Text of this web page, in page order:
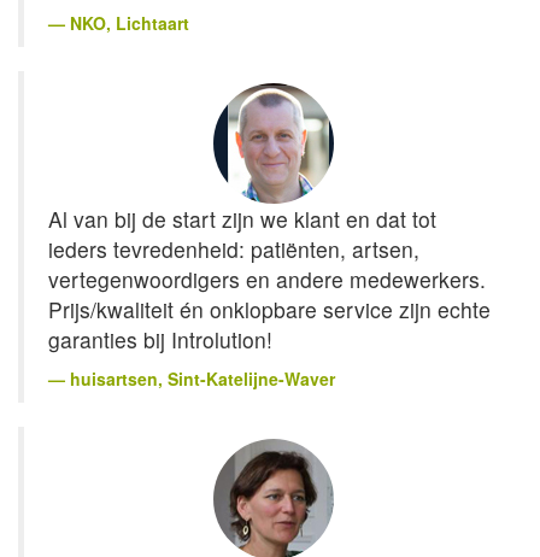
NKO, Lichtaart
Al van bij de start zijn we klant en dat tot
ieders tevredenheid: patiënten, artsen,
vertegenwoordigers en andere medewerkers.
Prijs/kwaliteit én onklopbare service zijn echte
garanties bij Introlution!
huisartsen, Sint-Katelijne-Waver